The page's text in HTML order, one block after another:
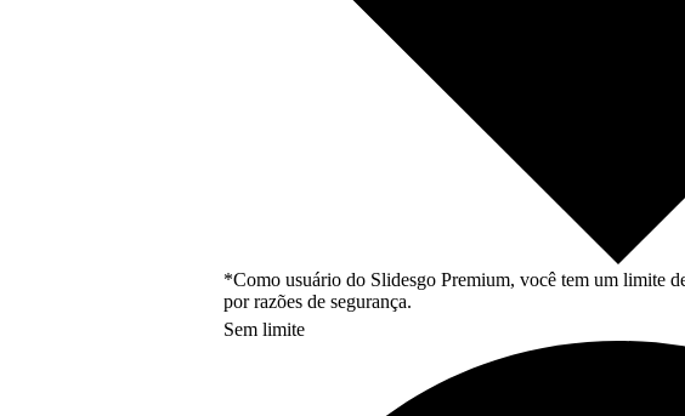
*Como usuário do Slidesgo Premium, você tem um limite
por razões de segurança.
Sem limite